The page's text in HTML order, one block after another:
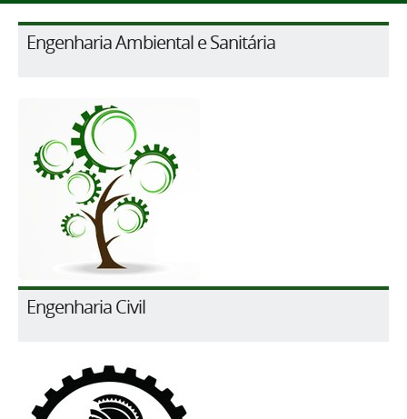
Engenharia Ambiental e Sanitária
Engenharia Civil